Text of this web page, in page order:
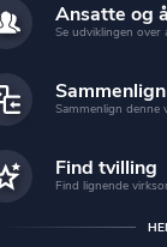
Ansatte og
Se udviklingen over
Sammenlign denne
Find tvilling
Find lignende